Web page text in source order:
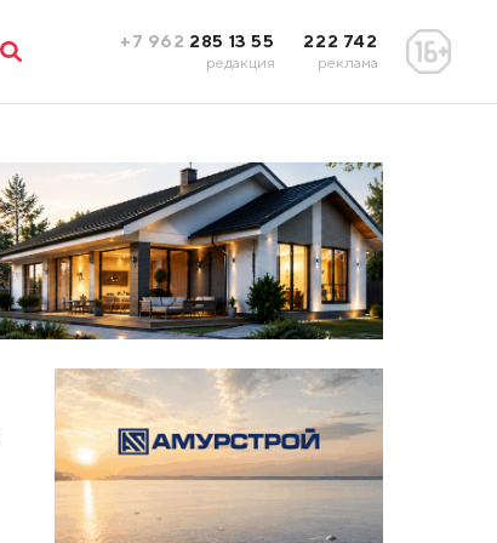
+7 962 285 13 55
редакция
222 742
реклама